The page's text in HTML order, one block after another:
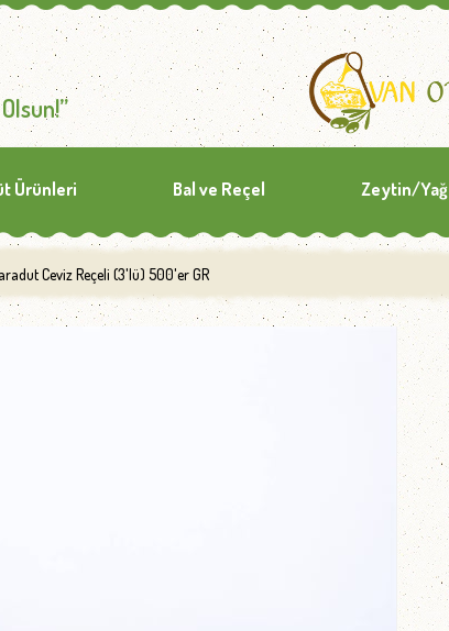
Ürünleri Bal ve Reçel Zeytin/Yağ
Ceviz Reçeli (3'lü) 500'er GR